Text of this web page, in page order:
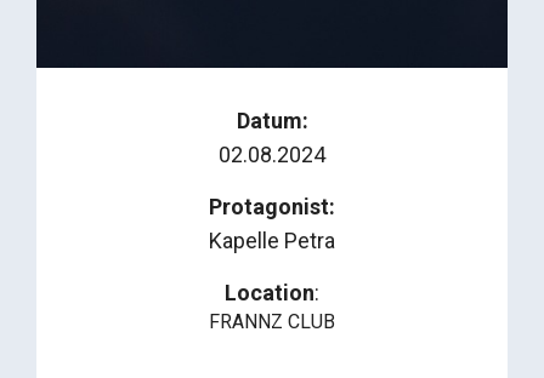
Datum:
02.08.2024
Protagonist:
Kapelle Petra
Location:
FRANNZ CLUB